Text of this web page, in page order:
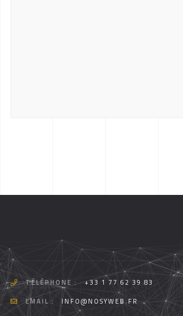
TÉLÉPHONE :
+33 1 77 62 39 83
EMAIL :
INFO@NOSYWEB.FR